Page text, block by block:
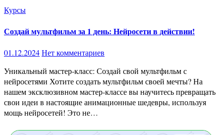
Курсы
Создай мультфильм за 1 день: Нейросети в действии!
01.12.2024Нет комментариев
Уникальный мастер-класс: Создай свой мультфильм с
нейросетями Хотите создать мультфильм своей мечты? На
нашем эксклюзивном мастер-классе вы научитесь превращать
свои идеи в настоящие анимационные шедевры, используя
мощь нейросетей! Это не…